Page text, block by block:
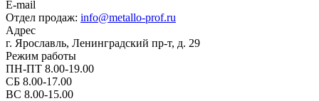
E-mail
Отдел продаж: info@metallo-prof.ru
Адрес
г. Ярославль, Ленинградский пр-т, д. 29
Режим работы
ПН-ПТ 8.00-19.00
СБ 8.00-17.00
ВС 8.00-15.00